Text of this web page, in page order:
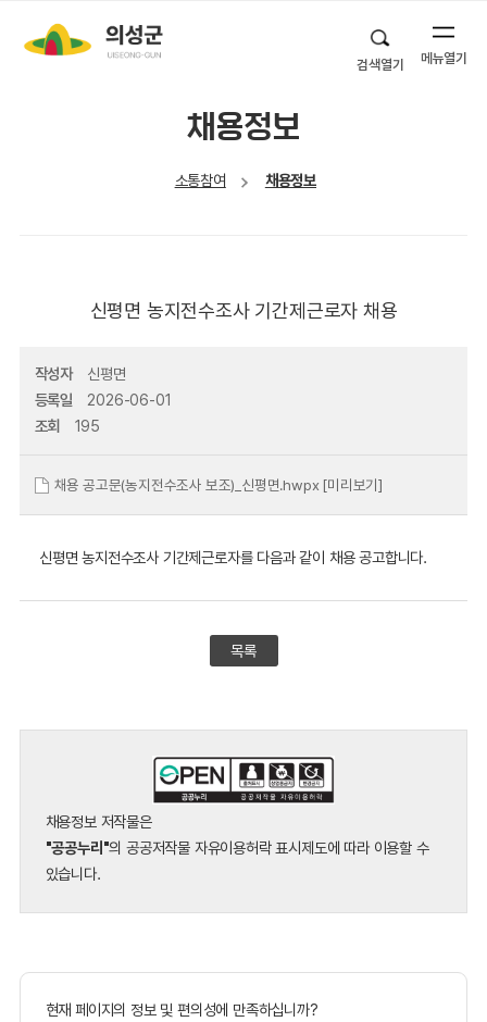
검색열기 메뉴열기
채용정보
소통참여 채용정보
신평면 농지전수조사 기간제근로자 채용
작성자
신평면
등록일
2026-06-01
조회
195
채용 공고문(농지전수조사 보조)_신평면.hwpx [미리보기]
신평면 농지전수조사 기간제근로자를 다음과 같이 채용 공고합니다.
목록
채용정보 저작물은
"공공누리"의 공공저작물 자유이용허락 표시제도에 따라 이용할 수
있습니다.
현재 페이지의 정보 및 편의성에 만족하십니까?